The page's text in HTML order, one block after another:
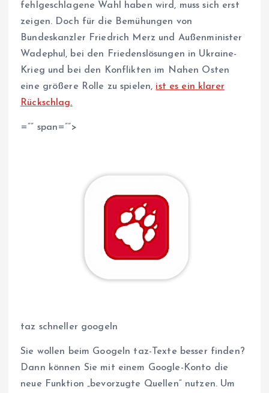
fehlgeschlagene Wahl haben wird, muss sich erst
zeigen. Doch für die Bemühungen von
Bundeskanzler Friedrich Merz und Außenminister
Wadephul, bei den Friedenslösungen in Ukraine-
Krieg und bei den Konflikten im Nahen Osten
eine größere Rolle zu spielen, ist es ein klarer
Rückschlag.
=”” span=””>
taz schneller googeln
Sie wollen beim Googeln taz-Texte besser finden?
Dann können Sie mit einem Google-Konto die
neue Funktion „bevorzugte Quellen“ nutzen. Um